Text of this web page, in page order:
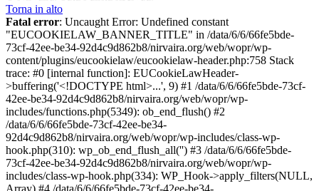
Torna in alto
Fatal error: Uncaught Error: Undefined constant
"EUCOOKIELAW_BANNER_TITLE" in /data/6/6/66fe5bde-
73cf-42ee-be34-92d4c9d862b8/nirvaira.org/web/wopr/wp-
content/plugins/eucookielaw/eucookielaw-header.php:758 Stack
trace: #0 [internal function]: EUCookieLawHeader-
>buffering('<!DOCTYPE html>...', 9) #1 /data/6/6/66fe5bde-73cf-
42ee-be34-92d4c9d862b8/nirvaira.org/web/wopr/wp-
includes/functions.php(5349): ob_end_flush() #2
/data/6/6/66fe5bde-73cf-42ee-be34-
92d4c9d862b8/nirvaira.org/web/wopr/wp-includes/class-wp-
hook.php(310): wp_ob_end_flush_all('') #3 /data/6/6/66fe5bde-
73cf-42ee-be34-92d4c9d862b8/nirvaira.org/web/wopr/wp-
includes/class-wp-hook.php(334): WP_Hook->apply_filters(NULL,